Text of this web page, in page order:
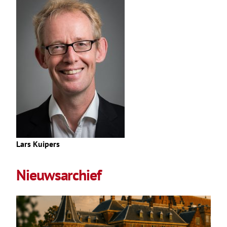
Lars Kuipers
Nieuwsarchief